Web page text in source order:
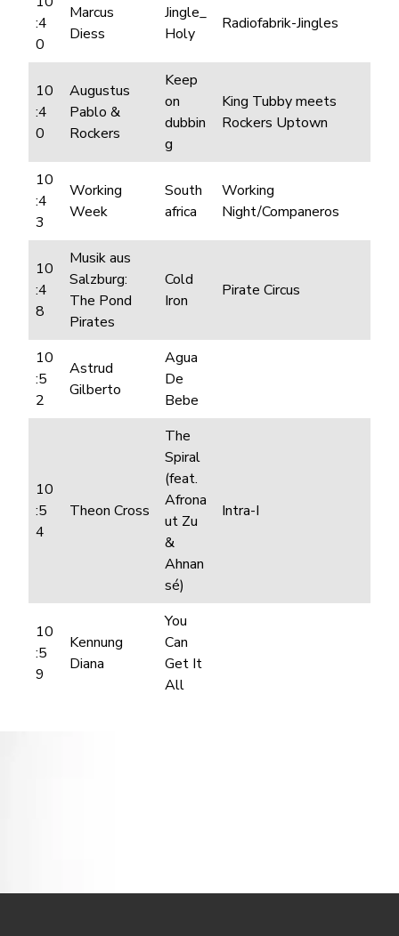
:4
0
Marcus
Diess
Jingle_
Holy
Radiofabrik-Jingles
10
:4
0
Augustus
Pablo &
Rockers
Keep
on
dubbin
g
King Tubby meets
Rockers Uptown
10
:4
3
Working
Week
South
africa
Working
Night/Companeros
10
:4
8
Musik aus
Salzburg:
The Pond
Pirates
Cold
Iron
Pirate Circus
10
:5
2
Astrud
Gilberto
Agua
De
Bebe
10
:5
4
Theon Cross
The
Spiral
(feat.
Afrona
ut Zu
&
Ahnan
sé)
Intra-I
10
:5
9
Kennung
Diana
You
Can
Get It
All